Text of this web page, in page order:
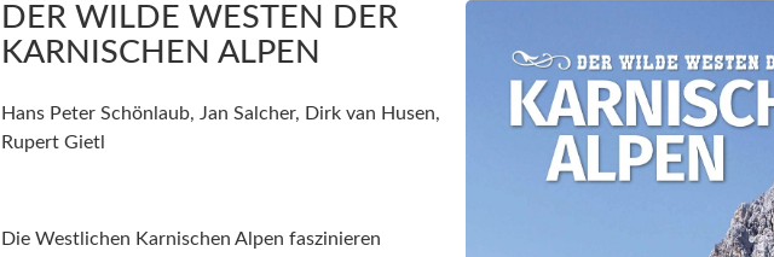
DER WILDE WESTEN DER
KARNISCHEN ALPEN
Hans Peter Schönlaub, Jan Salcher, Dirk van Husen,
Rupert Gietl
Die Westlichen Karnischen Alpen faszinieren